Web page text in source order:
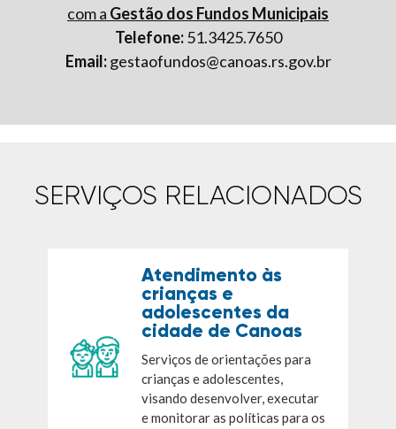
com a Gestão dos Fundos Municipais
Telefone:51.3425.7650
Email:gestaofundos@canoas.rs.gov.br
SERVIÇOS RELACIONADOS
Atendimento às
crianças e
adolescentes da
cidade de Canoas
Serviços de orientações para
crianças e adolescentes,
visando desenvolver, executar
e monitorar as políticas para os